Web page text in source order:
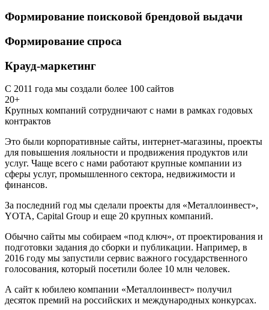
Формирование поисковой брендовой выдачи
Формирование спроса
Крауд-маркетинг
С 2011 года мы создали более 100 сайтов
20+
Крупных компаний сотрудничают с нами в рамках годовых
контрактов
Это были корпоративные сайты, интернет-магазины, проекты
для повышения лояльности и продвижения продуктов или
услуг. Чаще всего с нами работают крупные компании из
сферы услуг, промышленного сектора, недвижимости и
финансов.
За последний год мы сделали проекты для «Металлоинвест»,
YOTA, Capital Group и еще 20 крупных компаний.
Обычно сайты мы собираем «под ключ», от проектирования и
подготовки задания до сборки и публикации. Например, в
2016 году мы запустили сервис важного государственного
голосования, который посетили более 10 млн человек.
А сайт к юбилею компании «Металлоинвест» получил
десяток премий на российских и международных конкурсах.